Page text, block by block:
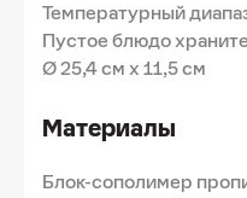
Температурный
Пустое блюдо
Ø 25,4 см х 11,5 см
Материалы
Блок-сополимер